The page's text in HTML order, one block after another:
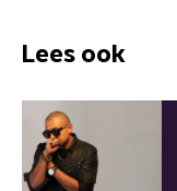
Lees ook